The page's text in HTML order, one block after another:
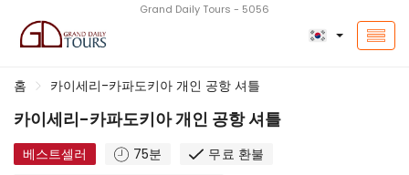
Grand Daily Tours - 5056
홈 카이세리-카파도키아 개인 공항 셔틀
카이세리-카파도키아 개인 공항 셔틀
베스트셀러 75분
무료 환불